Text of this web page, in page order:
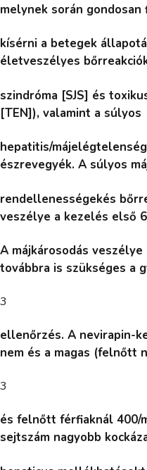
melynek során
kísérni a betegek
életveszélyes
szindróma [SJS] és
[TEN]), valamint a súlyos
hepatitis/
észrevegyék. A súlyos
rendellenességekés
veszélye a kezelés első
A májkárosodás
továbbra is szükséges a
3
ellenőrzés. A nevirapin-
nem és a magas (felnőtt
3
és felnőtt férfiaknál 400/
sejtszám nagyobb